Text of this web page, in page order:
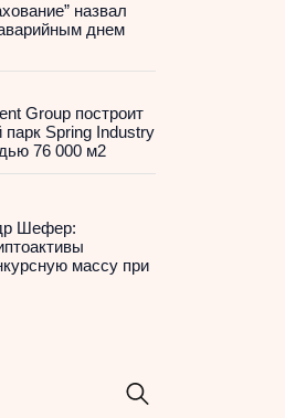
назвал
днем
Group построит
Spring Industry
76 000 м2
Шефер:
массу при